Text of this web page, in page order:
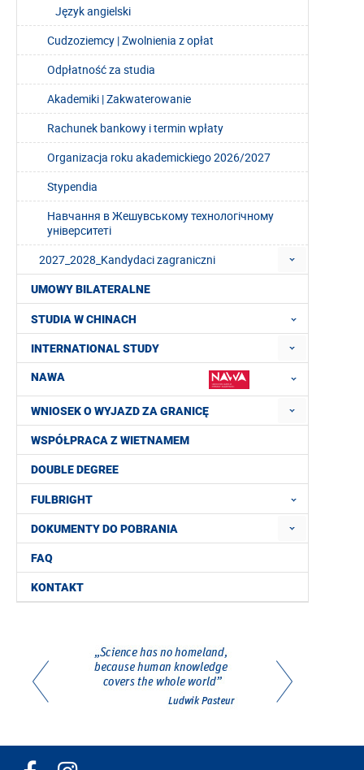
Język angielski
Cudzoziemcy | Zwolnienia z opłat
Odpłatność za studia
Akademiki | Zakwaterowanie
Rachunek bankowy i termin wpłaty
Organizacja roku akademickiego 2026/2027
Stypendia
Навчання в Жешувському технологічному
університеті
2027_2028_Kandydaci zagraniczni
UMOWY BILATERALNE
STUDIA W CHINACH
INTERNATIONAL STUDY
NAWA
WNIOSEK O WYJAZD ZA GRANICĘ
WSPÓŁPRACA Z WIETNAMEM
DOUBLE DEGREE
FULBRIGHT
DOKUMENTY DO POBRANIA
FAQ
KONTAKT